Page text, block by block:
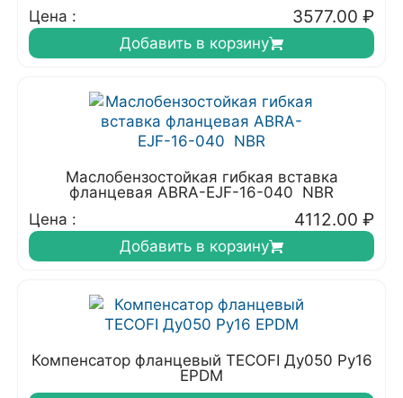
Цена : 3577.00 ₽
Добавить в корзину
Маслобензостойкая гибкая вставка
фланцевая ABRA-EJF-16-040 NBR
Цена :
4112.00 ₽
Добавить в корзину
Компенсатор фланцевый TECOFI Ду050 Ру16
EPDM